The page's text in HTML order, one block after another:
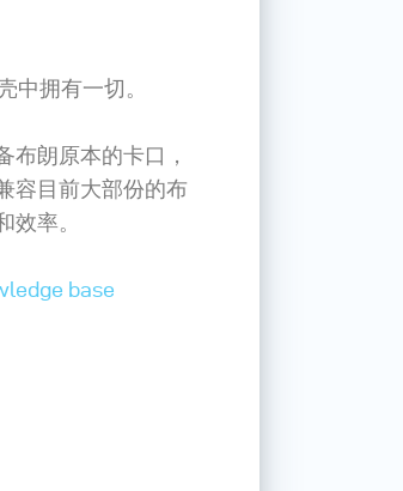
中拥有一切。
布朗原本的卡口，
容目前大部份的布
效率。
base